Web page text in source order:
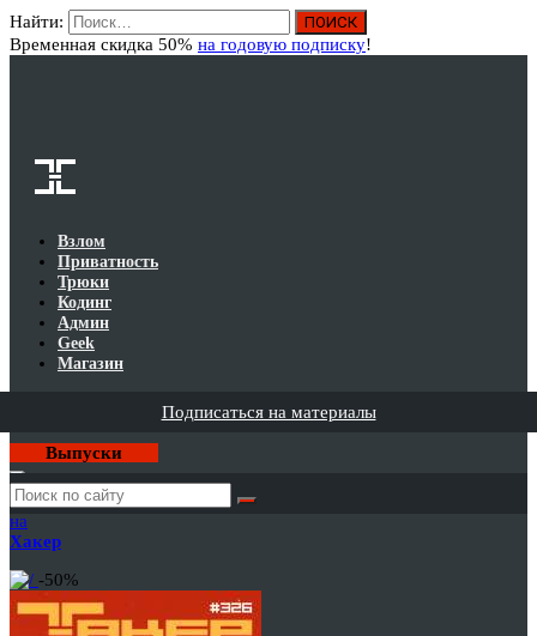
Найти:
Временная скидка 50% на годовую подписку!
Взлом
Приватность
Трюки
Кодинг
Админ
Geek
Магазин
Подписаться на материалы
Выпуски
Годовая
подписка
на
Хакер
-50%